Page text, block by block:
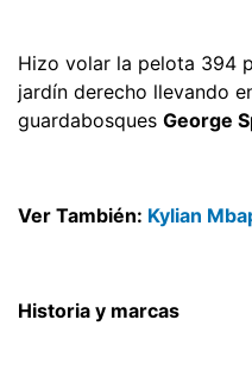
Hizo volar la pelota 394
jardín derecho llevando
guardabosques George
Ver También: Kylian
Historia y marcas